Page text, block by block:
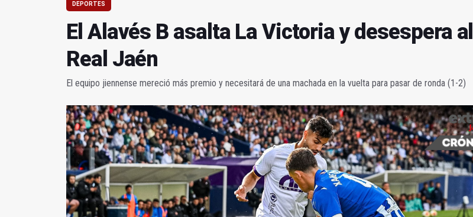
DEPORTES
El Alavés B asalta La Victoria y desespera al
Real Jaén
El equipo jiennense mereció más premio y necesitará de una machada en la vuelta para pasar de ronda (1-2)